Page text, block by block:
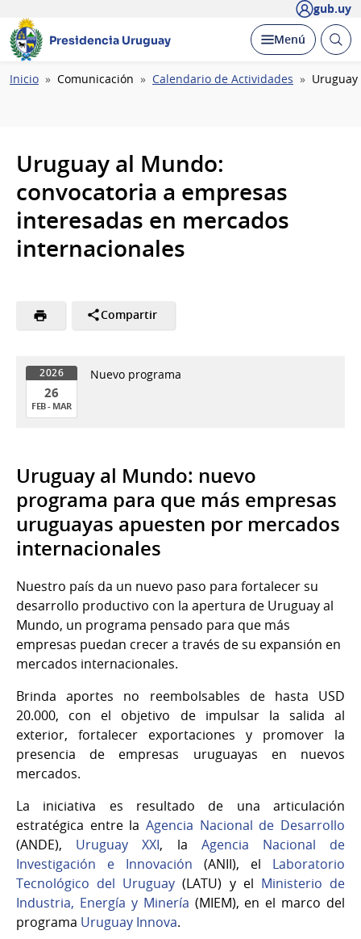
gub.uy
Presidencia Uruguay Desplegar
Menú Abrir
Ruta
Inicio Comunicación Calendario de Actividades
Uruguay al Mundo:
convocatoria a empresas
interesadas en mercados
internacionales
Compartir
2026
26
FEB - MAR
Feb
al
26
de
@end_mont
2026
Nuevo programa
Uruguay al Mundo: nuevo
programa para que más empresas
uruguayas apuesten por mercados
internacionales
Nuestro país da un nuevo paso para fortalecer su
desarrollo productivo con la apertura de Uruguay al
Mundo, un programa pensado para que más
empresas puedan crecer a través de su expansión en
mercados internacionales.
Brinda aportes no reembolsables de hasta USD
20.000, con el objetivo de impulsar la salida al
exterior, fortalecer exportaciones y promover la
presencia de empresas uruguayas en nuevos
mercados.
La iniciativa es resultado de una articulación
estratégica entre la Agencia Nacional de Desarrollo
(ANDE), Uruguay XXI, la Agencia Nacional de
Investigación e Innovación (ANII), el Laboratorio
Tecnológico del Uruguay (LATU) y el Ministerio de
Industria, Energía y Minería (MIEM), en el marco del
programa Uruguay Innova.